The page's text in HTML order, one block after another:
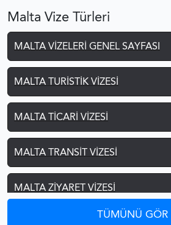
Malta Vize Türleri
MALTA VIZELERI GENEL SAYFASI
MALTA TURISTIK VIZESI
MALTA TICARI VIZESI
MALTA TRANSIT VIZESI
MALTA ZIYARET VIZESI
TÜMÜNÜ GÖR